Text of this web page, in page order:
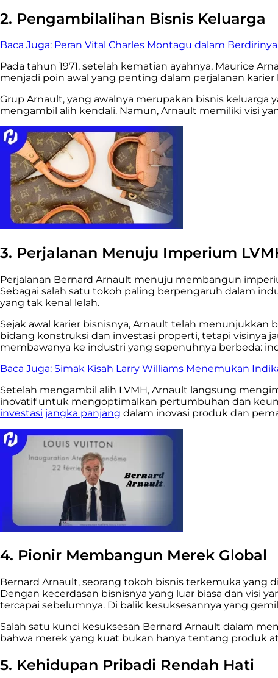
2. Pengambilalihan Bisnis Keluarga
Baca Juga: Peran Vital Charles Montagu dalam
Pada tahun 1971, setelah kematian ayahnya, Maurice
menjadi poin awal yang penting dalam perjalanan
Grup Arnault, yang awalnya merupakan bisnis
mengambil alih kendali. Namun, Arnault memiliki visi
3. Perjalanan Menuju Imperium
Perjalanan Bernard Arnault menuju membangun
Sebagai salah satu tokoh paling berpengaruh dalam
yang tak kenal lelah.
Sejak awal karier bisnisnya, Arnault telah menunjukkan
bidang konstruksi dan investasi properti, tetapi visinya
membawanya ke industri yang sepenuhnya berbeda:
Baca Juga: Simak Kisah Larry Williams Menemukan
Setelah mengambil alih LVMH, Arnault langsung
inovatif untuk mengoptimalkan pertumbuhan dan
investasi jangka panjang dalam inovasi produk dan
4. Pionir Membangun Merek Global
Bernard Arnault, seorang tokoh bisnis terkemuka yang
Dengan kecerdasan bisnisnya yang luar biasa dan visi
tercapai sebelumnya. Di balik kesuksesannya yang
Salah satu kunci kesuksesan Bernard Arnault dalam
bahwa merek yang kuat bukan hanya tentang produk
5. Kehidupan Pribadi Rendah Hati